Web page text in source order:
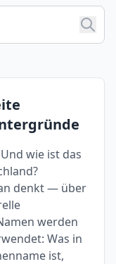
wie ist das
denkt — über
werden
Was in
ist,